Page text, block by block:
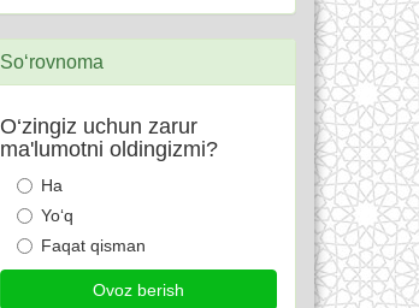
So‘rovnoma
O‘zingiz uchun zarur
ma'lumotni oldingizmi?
Ha
Yo‘q
Faqat qisman